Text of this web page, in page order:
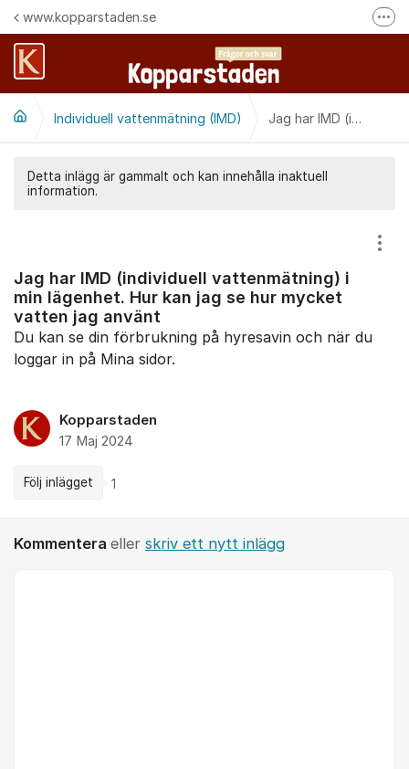
Hoppa till innehåll
www.kopparstaden.se
Häng med oss på Facebook
Felanmälan
Följ oss på Instagram
Individuell vattenmätning (IMD) Jag har IMD (individuell vattenmätning) i min lägenhet. Hur kan jag se hur mycket vatten jag använt
Detta inlägg är gammalt och kan innehålla inaktuell
information.
Jag har IMD (individuell vattenmätning) i
min lägenhet. Hur kan jag se hur mycket
vatten jag använt
Du kan se din förbrukning på hyresavin och när du
loggar in på Mina sidor.
Kopparstaden
17 Maj 2024
Följ inlägget 1
Kommentera eller skriv ett nytt inlägg